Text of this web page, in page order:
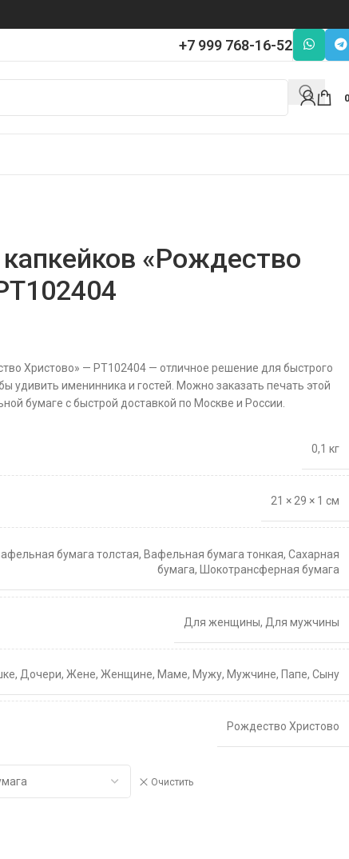
+7 999 768-16-52
0
«Рождество
Христово» — PT102404 — отличное решение для быстрого
удивить именинника и гостей. Можно заказать печать этой
бумаге с быстрой доставкой по Москве и России.
0,1 кг
21 × 29 × 1 см
бумага толстая, Вафельная бумага тонкая, Сахарная
бумага, Шокотрансферная бумага
Для женщины, Для мужчины
, Дочери, Жене, Женщине, Маме, Мужу, Мужчине, Папе, Сыну
Рождество Христово
Очистить